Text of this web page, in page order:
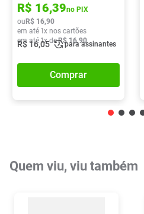
R$ 16,39no PIX
ou R$ 16,90
em até 1x nos cartões
em até1x deR$ 16,90
R$16,05 para assinantes
Comprar
Quem viu, viu também